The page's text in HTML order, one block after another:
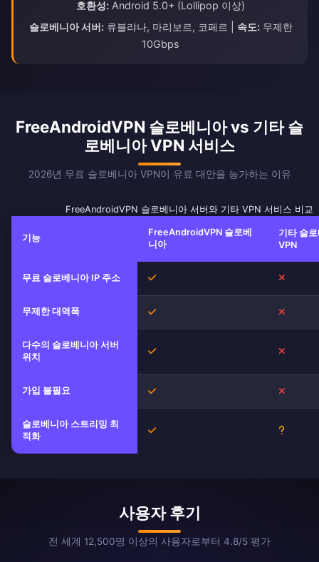
호환성: Android 5.0+ (Lollipop 이상)
슬로베니아 서버:류블랴나, 마리보르, 코페르 | 속도:무제한
10Gbps
FreeAndroidVPN 슬로베니아 vs 기타 슬
로베니아 VPN 서비스
2026년 무료 슬로베니아 VPN이 유료 대안을 능가하는 이유
FreeAndroidVPN 슬로베니아 서버와 기타 VPN 서비스 비교
기능
FreeAndroidVPN 슬로베
니아
기타 슬
VPN
무료 슬로베니아 IP 주소 예
무제한 대역폭 예
다수의 슬로베니아 서버
위치
예
가입 불필요 예
슬로베니아 스트리밍 최
적화
예
사용자 후기
전 세계 12,500명 이상의 사용자로부터 4.8/5 평가